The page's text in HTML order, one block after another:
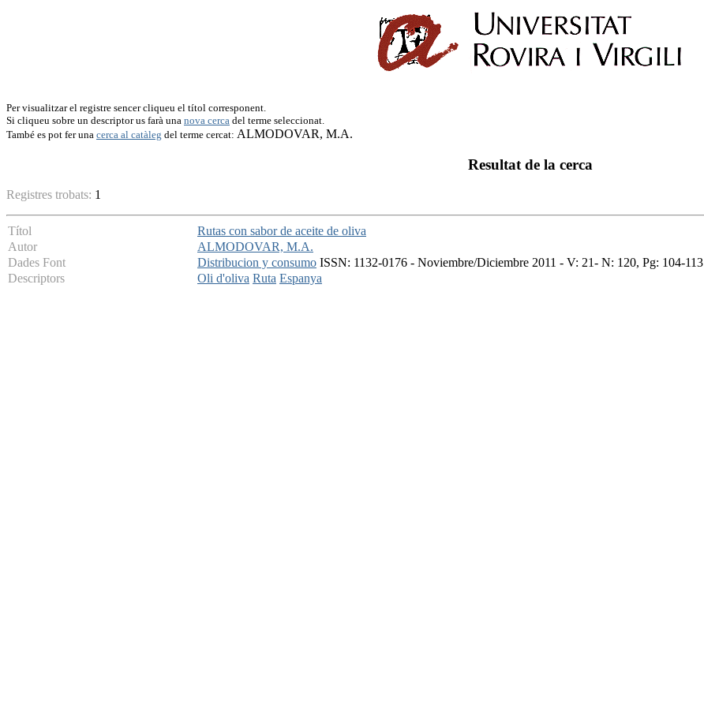
Per visualitzar el registre sencer cliqueu el títol corresponent.
Si cliqueu sobre un descriptor us farà una nova cerca del terme seleccionat.
També es pot fer una cerca al catàleg del terme cercat: ALMODOVAR, M.A.
Resultat de la cerca
Registres trobats: 1
Títol
Rutas con sabor de aceite de oliva
Autor
ALMODOVAR, M.A.
Dades Font
Distribucion y consumo ISSN: 1132-0176 - Noviembre/Diciembre 2011 - V: 21- N: 120, Pg: 104-113
Descriptors
Oli d'oliva Ruta Espanya